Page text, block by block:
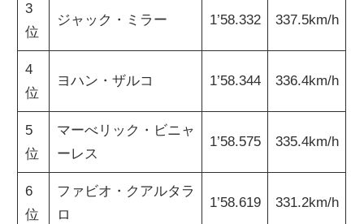
3
位
ジャック・ミラー 1’58.332 337.5km/h
4
位
ヨハン・ザルコ 1’58.344 336.4km/h
5
位
マーべリック・ビニャ
ーレス
1’58.575 335.4km/h
6
位
ファビオ・クアルタラ
ロ
1’58.619 331.2km/h